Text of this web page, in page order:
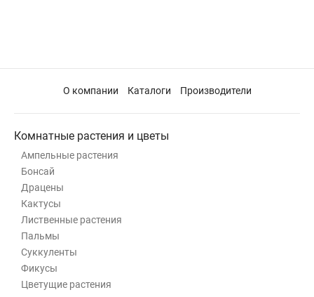
О компании Каталоги Производители
Комнатные растения и цветы
Ампельные растения
Бонсай
Драцены
Кактусы
Лиственные растения
Пальмы
Суккуленты
Фикусы
Цветущие растения